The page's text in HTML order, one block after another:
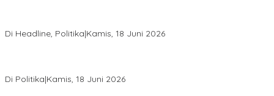
Di Headline, Politika|Kamis, 18 Juni 2026
Di Politika|Kamis, 18 Juni 2026